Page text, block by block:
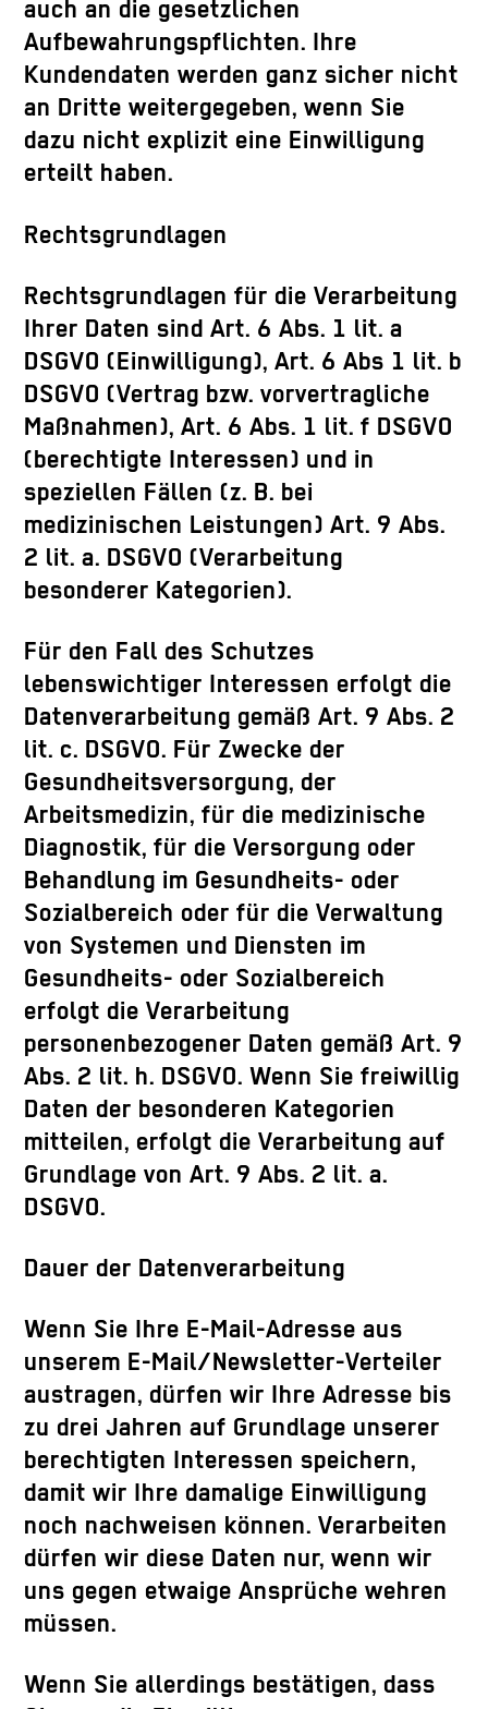
auch an die gesetzlichen
Aufbewahrungspflichten. Ihre
Kundendaten werden ganz sicher nicht
an Dritte weitergegeben, wenn Sie
dazu nicht explizit eine Einwilligung
erteilt haben.
Rechtsgrundlagen
Rechtsgrundlagen für die Verarbeitung
Ihrer Daten sind Art. 6 Abs. 1 lit. a
DSGVO (Einwilligung), Art. 6 Abs 1 lit. b
DSGVO (Vertrag bzw. vorvertragliche
Maßnahmen), Art. 6 Abs. 1 lit. f DSGVO
(berechtigte Interessen) und in
speziellen Fällen (z. B. bei
medizinischen Leistungen) Art. 9 Abs.
2 lit. a. DSGVO (Verarbeitung
besonderer Kategorien).
Für den Fall des Schutzes
lebenswichtiger Interessen erfolgt die
Datenverarbeitung gemäß Art. 9 Abs. 2
lit. c. DSGVO. Für Zwecke der
Gesundheitsversorgung, der
Arbeitsmedizin, für die medizinische
Diagnostik, für die Versorgung oder
Behandlung im Gesundheits- oder
Sozialbereich oder für die Verwaltung
von Systemen und Diensten im
Gesundheits- oder Sozialbereich
erfolgt die Verarbeitung
personenbezogener Daten gemäß Art. 9
Abs. 2 lit. h. DSGVO. Wenn Sie freiwillig
Daten der besonderen Kategorien
mitteilen, erfolgt die Verarbeitung auf
Grundlage von Art. 9 Abs. 2 lit. a.
DSGVO.
Dauer der Datenverarbeitung
Wenn Sie Ihre E-Mail-Adresse aus
unserem E-Mail/Newsletter-Verteiler
austragen, dürfen wir Ihre Adresse bis
zu drei Jahren auf Grundlage unserer
berechtigten Interessen speichern,
damit wir Ihre damalige Einwilligung
noch nachweisen können. Verarbeiten
dürfen wir diese Daten nur, wenn wir
uns gegen etwaige Ansprüche wehren
müssen.
Wenn Sie allerdings bestätigen, dass